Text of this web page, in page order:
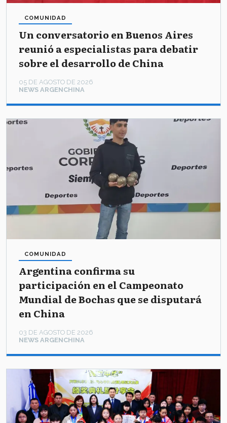
Un conversatorio en Buenos Aires
reunió a especialistas para debatir
sobre el desarrollo de China
NEWS ARGENCHINA
COMUNIDAD
05 DE AGOSTO DE 2026
Argentina confirma su
participación en el Campeonato
Mundial de Bochas que se disputará
en China
NEWS ARGENCHINA
COMUNIDAD
03 DE AGOSTO DE 2026